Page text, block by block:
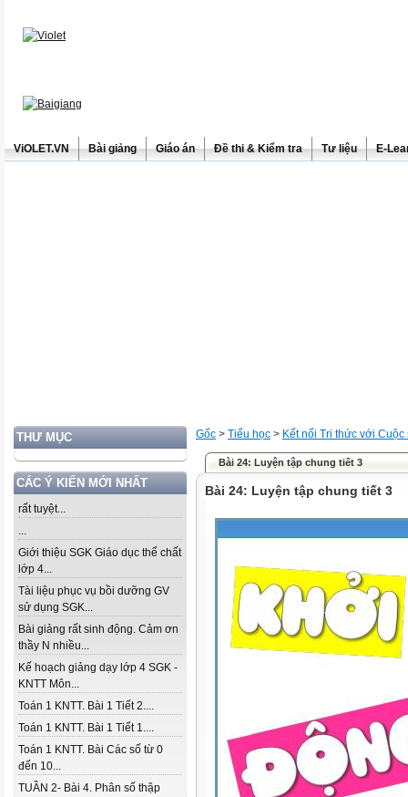
ViOLET.VN Bài giảng Giáo án Đề thi & Kiểm tra Tư liệu E-
THƯ MỤC
CÁC Ý KIẾN MỚI NHẤT
rất tuyệt...
...
Giới thiệu SGK Giáo dục thể chất
lớp 4...
Tài liệu phục vụ bồi dưỡng GV
sử dụng SGK...
Bài giảng rất sinh động. Cảm ơn
thầy N nhiều...
Kế hoạch giảng dạy lớp 4 SGK -
KNTT Môn...
Toán 1 KNTT. Bài 1 Tiết 2....
Toán 1 KNTT. Bài 1 Tiết 1....
Toán 1 KNTT. Bài Các số từ 0
đến 10...
TUẦN 2- Bài 4. Phân số thập
Gốc > Tiểu học > Kết nối Tri thức với Cuộc
Bài 24: Luyện tập chung tiết 3
Bài 24: Luyện tập chung tiết 3